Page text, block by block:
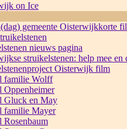
on Ice
gemeente Oisterwijkkorte
nieuws pagina
struikelstenen: help mee en
Oisterwijk film
familie Wolff
Oppenheimer
Gluck en May
familie Mayer
Rosenbaum